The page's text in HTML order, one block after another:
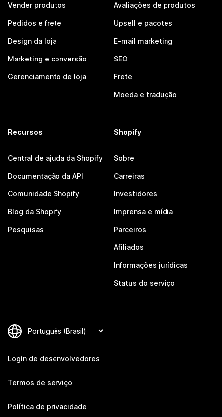
Vender produtos
Pedidos e frete
Design da loja
Marketing e conversão
Gerenciamento de loja
Avaliações de produtos
Upsell e pacotes
E-mail marketing
SEO
Frete
Moeda e tradução
Recursos
Central de ajuda da Shopify
Documentação da API
Comunidade Shopify
Blog da Shopify
Pesquisas
Shopify
Sobre
Carreiras
Investidores
Imprensa e mídia
Parceiros
Afiliados
Informações jurídicas
Status do serviço
Login de desenvolvedores
Termos de serviço
Política de privacidade